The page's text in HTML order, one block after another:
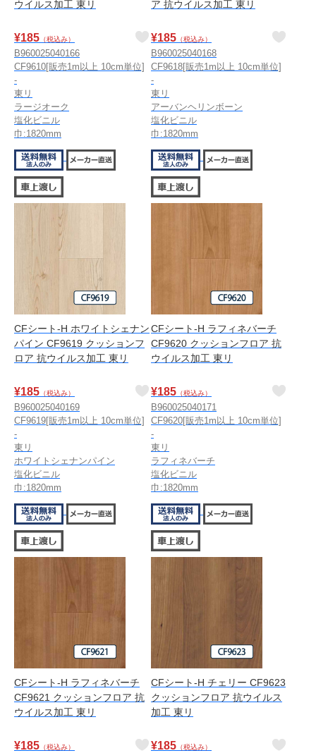
ウイルス加工 東リ
¥185 （税込み）
B960025040166
CF9610[販売1m以上 10cm単位]
-
東リ
ラージオーク
塩化ビニル
巾:1820mm
ア 抗ウイルス加工 東リ
¥185 （税込み）
B960025040168
CF9618[販売1m以上 10cm単位]
-
東リ
アーバンヘリンボーン
塩化ビニル
巾:1820mm
CFシート-H ホワイトシェナン
パイン CF9619 クッションフ
ロア 抗ウイルス加工 東リ
¥185 （税込み）
B960025040169
CF9619[販売1m以上 10cm単位]
-
東リ
ホワイトシェナンパイン
塩化ビニル
巾:1820mm
CFシート-H ラフィネバーチ
CF9620 クッションフロア 抗
ウイルス加工 東リ
¥185 （税込み）
B960025040171
CF9620[販売1m以上 10cm単位]
-
東リ
ラフィネバーチ
塩化ビニル
巾:1820mm
CFシート-H ラフィネバーチ
CF9621 クッションフロア 抗
ウイルス加工 東リ
¥185 （税込み）
CFシート-H チェリー CF9623
クッションフロア 抗ウイルス
加工 東リ
¥185 （税込み）